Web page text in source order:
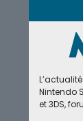
Nintendo
et 3DS,